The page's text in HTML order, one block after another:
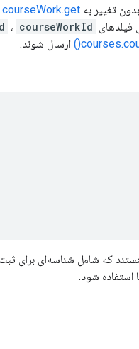
تغییر به
، courseWorkId
ارسال شوند.
که شامل شناسه‌ای برای
استفاده شود.